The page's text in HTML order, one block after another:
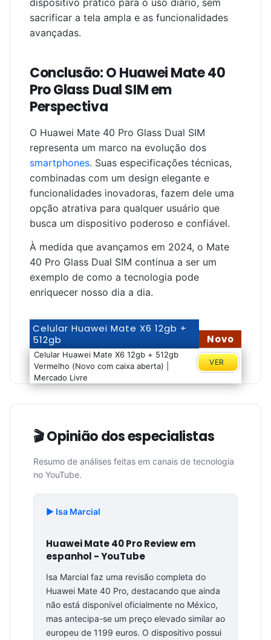
sacrificar a tela ampla e as funcionalidades
avançadas.
Conclusão: O Huawei Mate 40
Pro Glass Dual SIM em
Perspectiva
O Huawei Mate 40 Pro Glass Dual SIM
representa um marco na evolução dos
smartphones. Suas especificações técnicas,
combinadas com um design elegante e
funcionalidades inovadoras, fazem dele uma
opção atrativa para qualquer usuário que
busca um dispositivo poderoso e confiável.
À medida que avançamos em 2024, o Mate
40 Pro Glass Dual SIM continua a ser um
exemplo de como a tecnologia pode
enriquecer nosso dia a dia.
Celular Huawei Mate X6 12gb +
512gb
Novo
Celular Huawei Mate X6 12gb + 512gb
Vermelho (Novo com caixa aberta) |
Mercado Livre
VER
🎬 Opinião dos especialistas
Resumo de análises feitas em canais de tecnologia
no YouTube.
▶️ Isa Marcial
Huawei Mate 40 Pro Review em
espanhol - YouTube
Isa Marcial faz uma revisão completa do
Huawei Mate 40 Pro, destacando que ainda
não está disponível oficialmente no México,
mas antecipa-se um preço elevado similar ao
europeu de 1199 euros. O dispositivo possui